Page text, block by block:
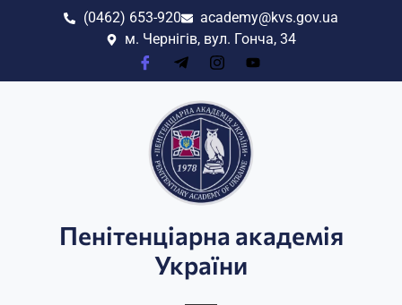
(0462) 653-920
academy@kvs.gov.ua
м. Чернігів, вул. Гонча, 34
Пенітенціарна академія
України